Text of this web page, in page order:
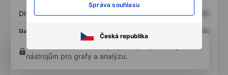
Správa souhlasu
Česká republika
Dividenda na akcii XXXXXXX XXXXXXX
Rentabilita kapitálu XXXXXXX
XXXXXXX
Otevřete si účet
nástrojům pro grafy a analýzu.